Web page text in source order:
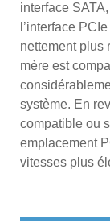
interface
l’interface
nettement plus
mère est
système. En
compatible ou
emplacement
vitesses plus